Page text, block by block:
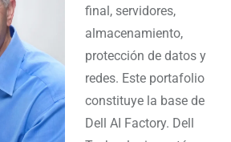
final, servidores,
almacenamiento,
protección de datos y
redes. Este portafolio
constituye la base de
Dell AI Factory. Dell